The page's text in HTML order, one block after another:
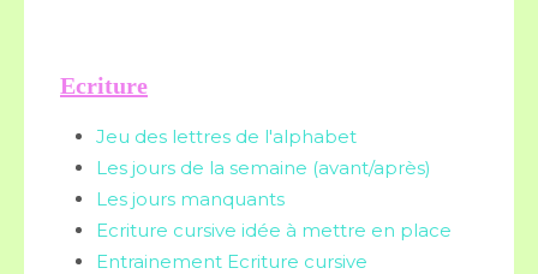
Ecriture
Jeu des lettres de l'alphabet
Les jours de la semaine (avant/après)
Les jours manquants
Ecriture cursive idée à mettre en place
Entrainement Ecriture cursive